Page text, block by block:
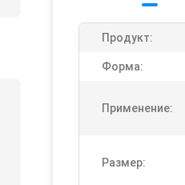
Продукт:
Форма:
Применение:
Размер: